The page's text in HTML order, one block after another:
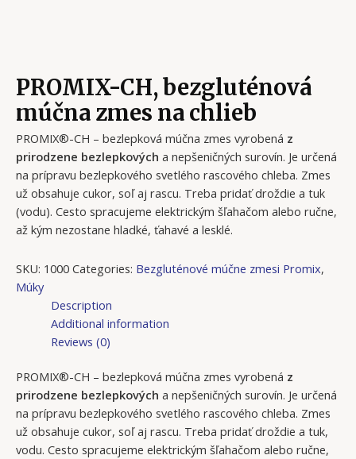
PROMIX-CH, bezgluténová
múčna zmes na chlieb
PROMIX®-CH – bezlepková múčna zmes vyrobená z
prirodzene bezlepkových a nepšeničných surovín. Je určená
na prípravu bezlepkového svetlého rascového chleba. Zmes
už obsahuje cukor, soľ aj rascu. Treba pridať droždie a tuk
(vodu). Cesto spracujeme elektrickým šľahačom alebo ručne,
až kým nezostane hladké, ťahavé a lesklé.
SKU: 1000 Categories: Bezgluténové múčne zmesi Promix,
Múky
Description
Additional information
Reviews (0)
PROMIX®-CH – bezlepková múčna zmes vyrobená z
prirodzene bezlepkových a nepšeničných surovín. Je určená
na prípravu bezlepkového svetlého rascového chleba. Zmes
už obsahuje cukor, soľ aj rascu. Treba pridať droždie a tuk,
vodu. Cesto spracujeme elektrickým šľahačom alebo ručne,